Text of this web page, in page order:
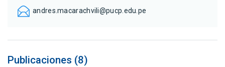
andres.macarachvili@pucp.edu.pe
Publicaciones (8)